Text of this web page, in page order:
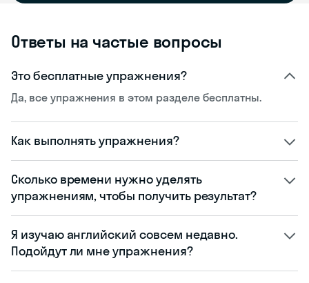
Ответы на частые вопросы
Это бесплатные упражнения?
Да, все упражнения в этом разделе бесплатны.
Как выполнять упражнения?
Сколько времени нужно уделять
упражнениям, чтобы получить результат?
Я изучаю английский совсем недавно.
Подойдут ли мне упражнения?